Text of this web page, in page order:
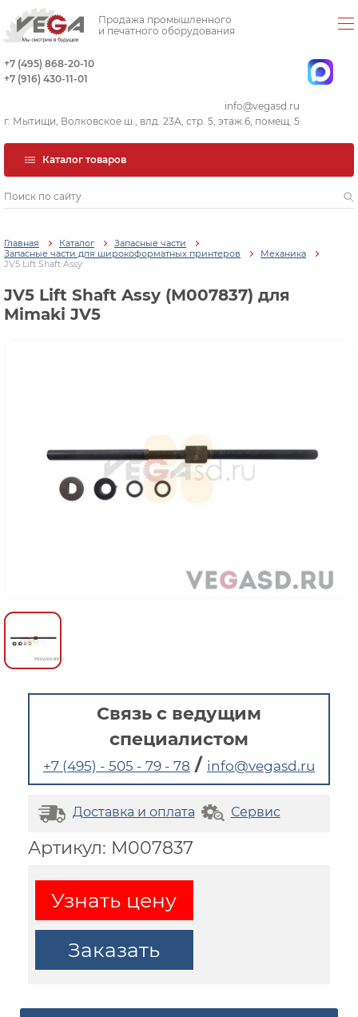
Продажа промышленного
и печатного оборудования
+7 (495) 868-20-10
+7 (916) 430-11-01
info@vegasd.ru
г. Мытищи, Волковское ш., влд. 23А, стр. 5, этаж 6, помещ. 5
Каталог товаров
Главная Каталог
Запасные части
Запасные части для широкоформатных принтеров
Механика
JV5 Lift Shaft Assy
JV5 Lift Shaft Assy (M007837) для
Mimaki JV5
Связь с ведущим
специалистом
+7 (495) - 505 - 79 - 78 / info@vegasd.ru
Доставка и оплата Сервис
Артикул: M007837
Узнать цену
Заказать